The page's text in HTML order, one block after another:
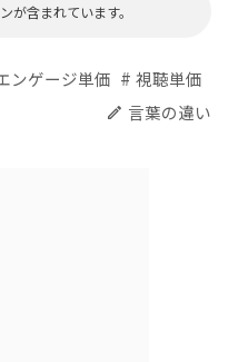
含まれています。
ンゲージ単価 # 視聴単価
edit 言葉の違い